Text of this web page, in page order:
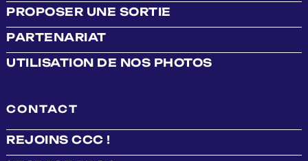
PROPOSER UNE SORTIE
PARTENARIAT
UTILISATION DE NOS PHOTOS
CONTACT
REJOINS CCC !